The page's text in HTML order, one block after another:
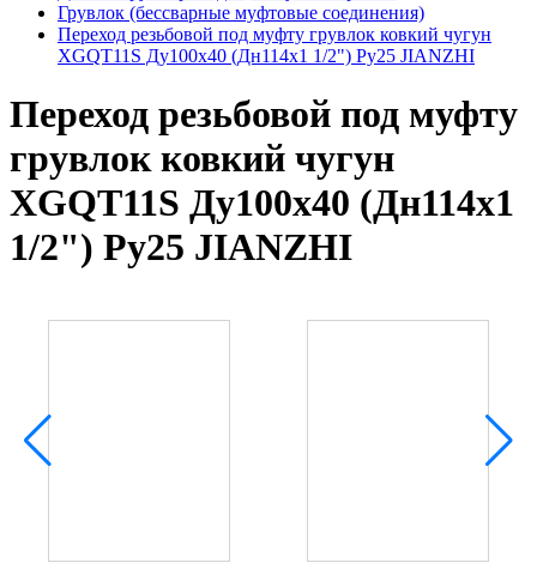
Грувлок (бессварные муфтовые соединения)
Переход резьбовой под муфту грувлок ковкий чугун
XGQT11S Ду100х40 (Дн114х1 1/2") Ру25 JIANZHI
Переход резьбовой под муфту
грувлок ковкий чугун
XGQT11S Ду100х40 (Дн114х1
1/2") Ру25 JIANZHI